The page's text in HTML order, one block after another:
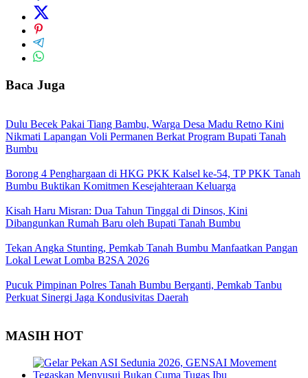
Baca Juga
Dulu Becek Pakai Tiang Bambu, Warga Desa Madu Retno Kini
Nikmati Lapangan Voli Permanen Berkat Program Bupati Tanah
Bumbu
Borong 4 Penghargaan di HKG PKK Kalsel ke-54, TP PKK Tanah
Bumbu Buktikan Komitmen Kesejahteraan Keluarga
Kisah Haru Misran: Dua Tahun Tinggal di Dinsos, Kini
Dibangunkan Rumah Baru oleh Bupati Tanah Bumbu
Tekan Angka Stunting, Pemkab Tanah Bumbu Manfaatkan Pangan
Lokal Lewat Lomba B2SA 2026
Pucuk Pimpinan Polres Tanah Bumbu Berganti, Pemkab Tanbu
Perkuat Sinergi Jaga Kondusivitas Daerah
MASIH HOT